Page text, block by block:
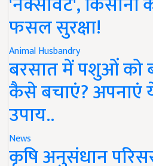
फसल सुरक्षा!
Animal Husbandry
बरसात में पशुओं को
कैसे बचाएं? अपनाएं
उपाय..
News
कृषि अनुसंधान